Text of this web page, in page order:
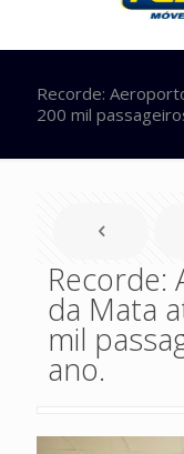
Recorde:
200 mil
Recorde:
da Mata
mil
ano.